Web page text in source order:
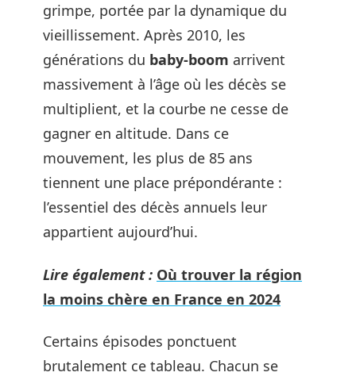
grimpe, portée par la dynamique du
vieillissement. Après 2010, les
générations du baby-boom arrivent
massivement à l’âge où les décès se
multiplient, et la courbe ne cesse de
gagner en altitude. Dans ce
mouvement, les plus de 85 ans
tiennent une place prépondérante :
l’essentiel des décès annuels leur
appartient aujourd’hui.
Lire également : Où trouver la région
la moins chère en France en 2024
Certains épisodes ponctuent
brutalement ce tableau. Chacun se